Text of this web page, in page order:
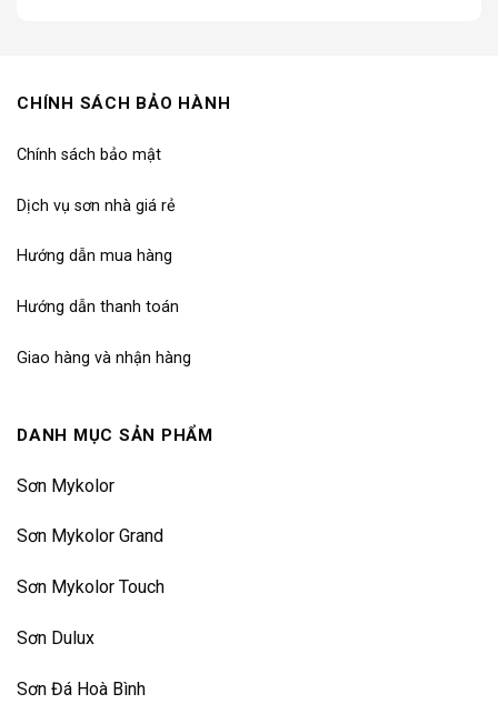
CHÍNH SÁCH BẢO HÀNH
Chính sách bảo mật
Dịch vụ sơn nhà giá rẻ
Hướng dẫn mua hàng
Hướng dẫn thanh toán
Giao hàng và nhận hàng
DANH MỤC SẢN PHẨM
Sơn Mykolor
Sơn Mykolor Grand
Sơn Mykolor Touch
Sơn Dulux
Sơn Đá Hoà Bình